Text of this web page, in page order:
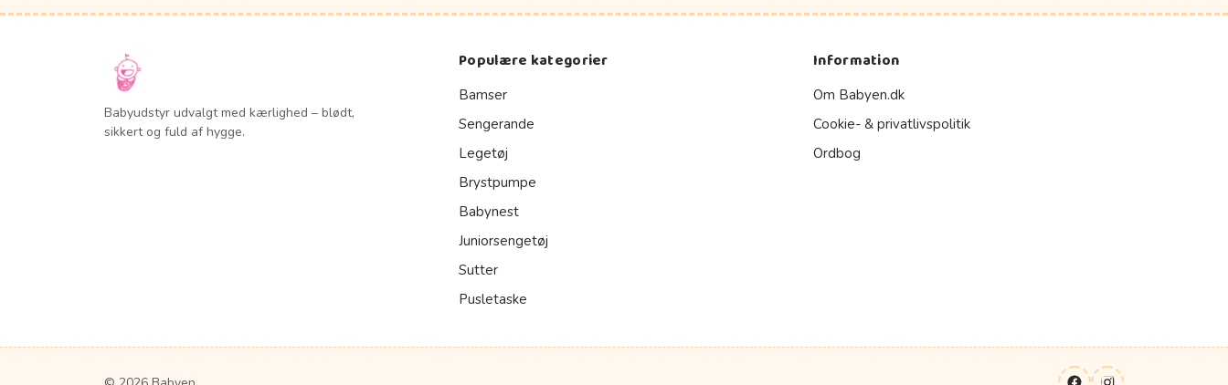
Babyudstyr udvalgt med kærlighed – blødt,
sikkert og fuld af hygge.
Populære kategorier
Bamser
Sengerande
Legetøj
Brystpumpe
Babynest
Juniorsengetøj
Sutter
Pusletaske
Information
Om Babyen.dk
Cookie- & privatlivspolitik
Ordbog